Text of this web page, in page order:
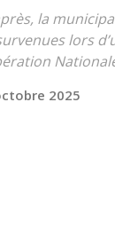
la
lors
2025